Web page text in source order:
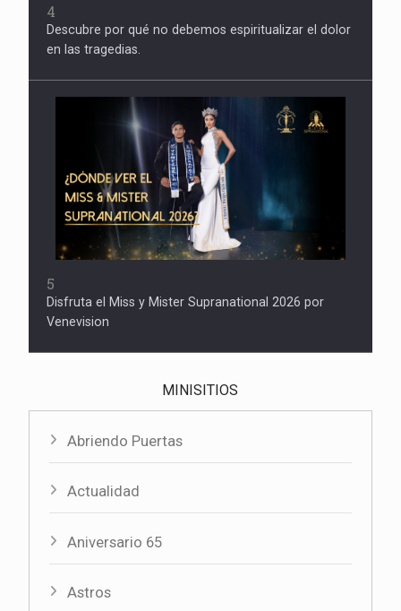
4
Descubre por qué no debemos espiritualizar el dolor
en las tragedias.
5
Disfruta el Miss y Mister Supranational 2026 por
Venevision
MINISITIOS
Abriendo Puertas
Actualidad
Aniversario 65
Astros